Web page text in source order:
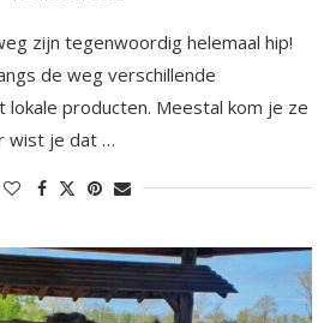
zijn tegenwoordig helemaal hip!
de weg verschillende
producten. Meestal kom je ze
wist je dat …